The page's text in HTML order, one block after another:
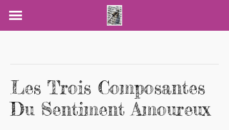
Les Trois Composantes
Du Sentiment Amoureux